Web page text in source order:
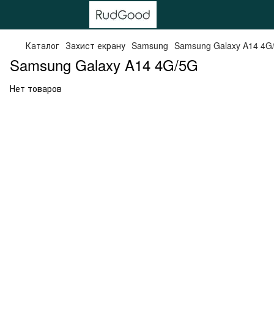
Каталог Захист екрану Samsung Samsung Galaxy A14
Samsung Galaxy A14 4G/5G
Нет товаров